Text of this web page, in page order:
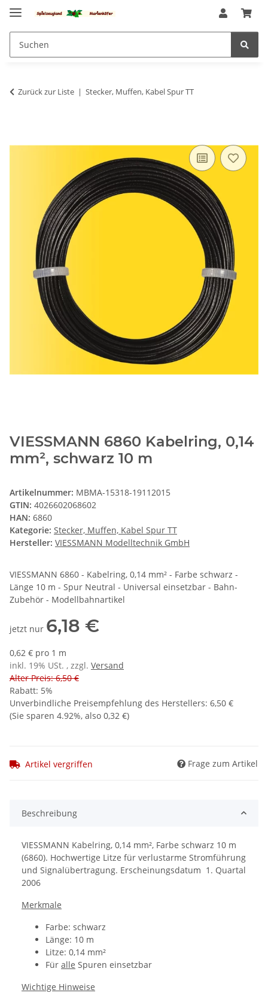
Zurück zur Liste Stecker, Muffen, Kabel Spur TT
VIESSMANN 6860 Kabelring, 0,14
mm², schwarz 10 m
Artikelnummer: MBMA-15318-19112015
GTIN: 4026602068602
HAN: 6860
Kategorie: Stecker, Muffen, Kabel Spur TT
Hersteller: VIESSMANN Modelltechnik GmbH
VIESSMANN 6860 - Kabelring, 0,14 mm² - Farbe schwarz -
Länge 10 m - Spur Neutral - Universal einsetzbar - Bahn-
Zubehör - Modellbahnartikel
jetzt nur 6,18 €
0,62 € pro 1 m
inkl. 19% USt. , zzgl. Versand
Alter Preis: 6,50 €
Rabatt: 5%
Unverbindliche Preisempfehlung des Herstellers: 6,50 €
(Sie sparen 4.92%, also 0,32 €)
Artikel vergriffen Frage zum Artikel
Beschreibung
VIESSMANN Kabelring, 0,14 mm², Farbe schwarz 10 m
(6860). Hochwertige Litze für verlustarme Stromführung
und Signalübertragung. Erscheinungsdatum 1. Quartal
2006
Merkmale
Farbe: schwarz
Länge: 10 m
Litze: 0,14 mm²
Für alle Spuren einsetzbar
Wichtige Hinweise